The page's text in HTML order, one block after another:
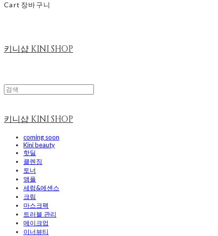
Cart 장바구니
키니샵 KINI SHOP
키니샵 KINI SHOP
coming soon
Kini beauty
핫딜
클렌징
토너
앰플
세럼&에센스
크림
마스크팩
트러블 관리
메이크업
이너뷰티